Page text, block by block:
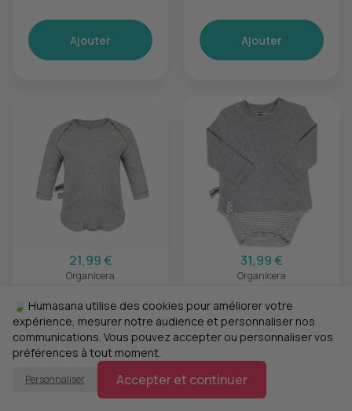
Ajouter Ajouter
21,99 €
Organicera
Bodysuit - Gris
Ajouter
31,99 €
Organicera
Body - Gris
Ajouter
🍃 Humasana utilise des cookies pour améliorer votre
expérience, mesurer notre audience et personnaliser nos
communications. Vous pouvez accepter ou personnaliser vos
préférences à tout moment.
Personnaliser Accepter et continuer